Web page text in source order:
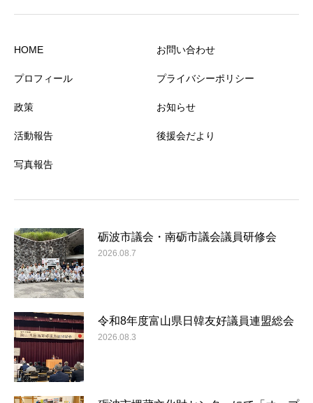
HOME
プロフィール
政策
活動報告
写真報告
お問い合わせ
プライバシーポリシー
お知らせ
後援会だより
砺波市議会・南砺市議会議員研修会
2026.08.7
令和8年度富山県日韓友好議員連盟総会
2026.08.3